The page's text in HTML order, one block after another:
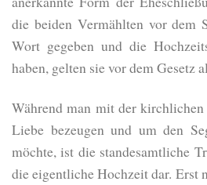
die beiden Vermählten vor dem
Wort gegeben und die
haben, gelten sie vor dem Gesetz
Während man mit der
Liebe bezeugen und um den
möchte, ist die standesamtliche
die eigentliche Hochzeit dar. Erst